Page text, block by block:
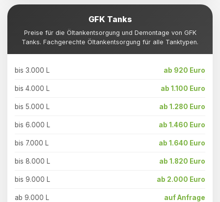
GFK Tanks
Preise für die Öltankentsorgung und Demontage von GFK
Tanks. Fachgerechte Öltankentsorgung für alle Tanktypen.
bis 3.000 L ab 920 Euro
bis 4.000 L ab 1.100 Euro
bis 5.000 L ab 1.280 Euro
bis 6.000 L ab 1.460 Euro
bis 7.000 L ab 1.640 Euro
bis 8.000 L ab 1.820 Euro
bis 9.000 L ab 2.000 Euro
ab 9.000 L auf Anfrage